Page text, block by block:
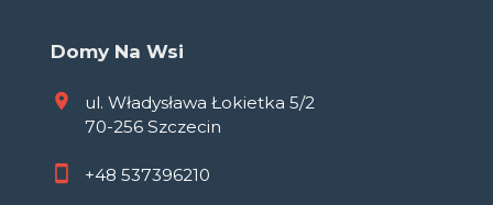
Domy Na Wsi
ul. Władysława Łokietka 5/2
70-256 Szczecin
+48 537396210